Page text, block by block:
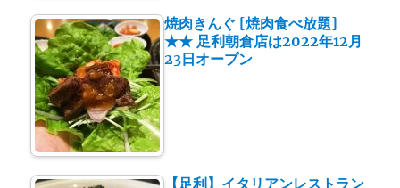
焼肉きんぐ [焼肉食べ放題]
★★ 足利朝倉店は2022年12月
23日オープン
【足利】イタリアンレストラン